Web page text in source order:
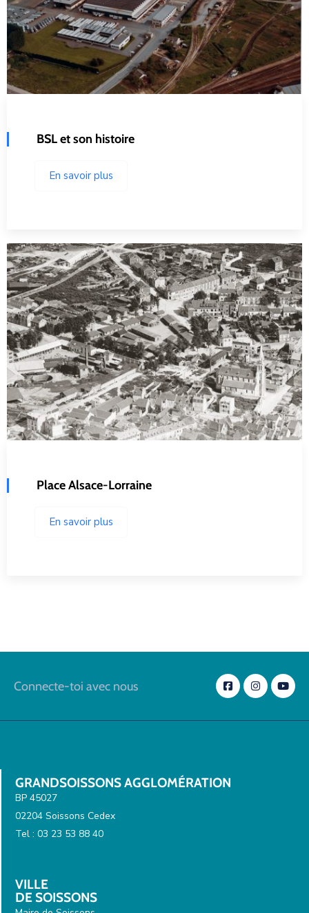
BSL et son histoire
En savoir plus
Place Alsace-Lorraine
En savoir plus
Connecte-toi avec nous
GRANDSOISSONS AGGLOMÉRATION
BP 45027
02204 Soissons Cedex
Tel : 03 23 53 88 40
VILLE
DE SOISSONS